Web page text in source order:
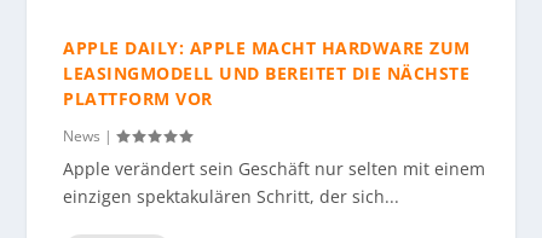
APPLE DAILY: APPLE MACHT HARDWARE ZUM
LEASINGMODELL UND BEREITET DIE NÄCHSTE
PLATTFORM VOR
News |
Apple verändert sein Geschäft nur selten mit einem
einzigen spektakulären Schritt, der sich...